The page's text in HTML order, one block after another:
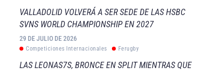
VALLADOLID VOLVERÁ A SER SEDE DE LAS HSBC
SVNS WORLD CHAMPIONSHIP EN 2027
29 DE JULIO DE 2026
Competiciones Internacionales Ferugby
LAS LEONAS7S, BRONCE EN SPLIT MIENTRAS QUE